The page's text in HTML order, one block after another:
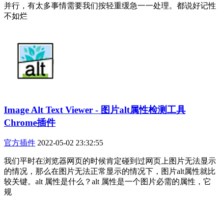
并行，有太多事情需要我们按轻重缓急一一处理。都说好记性
不如烂
Image Alt Text Viewer - 图片alt属性检测工具
Chrome插件
官方插件 2022-05-02 23:32:55
我们平时在浏览器网页的时候肯定碰到过网页上图片无法显示
的情况，那么在图片无法正常显示的情况下，图片alt属性就比
较关键。alt 属性是什么？alt 属性是一个图片必需的属性，它
规